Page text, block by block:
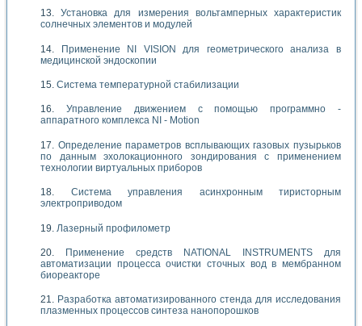
Установка для измерения вольтамперных характеристик
солнечных элементов и модулей
Применение NI VISION для геометрического анализа в
медицинской эндоскопии
Система температурной стабилизации
Управление движением с помощью программно -
аппаратного комплекса NI - Motion
Определение параметров всплывающих газовых пузырьков
по данным эхолокационного зондирования с применением
технологии виртуальных приборов
Система управления асинхронным тиристорным
электроприводом
Лазерный профилометр
Применение средств NATIONAL INSTRUMENTS для
автоматизации процесса очистки сточных вод в мембранном
биореакторе
Разработка автоматизированного стенда для исследования
плазменных процессов синтеза нанопорошков